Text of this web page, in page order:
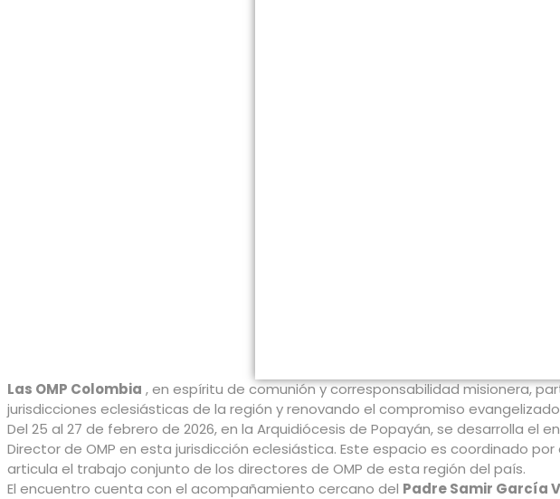
Las OMP Colombia , en espíritu de comunión y corresponsabilidad misionera,
jurisdicciones eclesiásticas de la región y renovando el compromiso
Del 25 al 27 de febrero de 2026, en la Arquidiócesis de Popayán, se desarrolla el
Director de OMP en esta jurisdicción eclesiástica. Este espacio es coordinado
articula el trabajo conjunto de los directores de OMP de esta región del país.
El encuentro cuenta con el acompañamiento cercano del Padre Samir García